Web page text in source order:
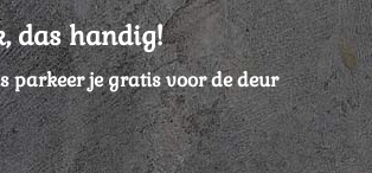
das handig!
parkeer je gratis voor de deur